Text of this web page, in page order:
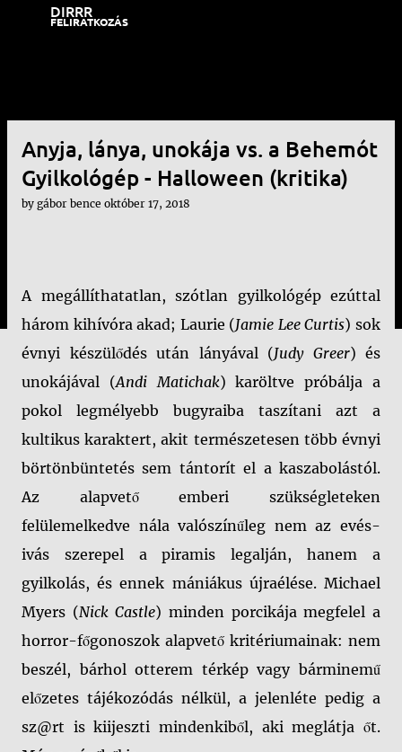
DIRRR
FELIRATKOZÁS
Anyja, lánya, unokája vs. a Behemót
Gyilkológép - Halloween (kritika)
by gábor bence október 17, 2018
A megállíthatatlan, szótlan gyilkológép ezúttal
három kihívóra akad; Laurie (Jamie Lee Curtis) sok
évnyi készülődés után lányával (Judy Greer) és
unokájával (Andi Matichak) karöltve próbálja a
pokol legmélyebb bugyraiba taszítani azt a
kultikus karaktert, akit természetesen több évnyi
börtönbüntetés sem tántorít el a kaszabolástól.
Az alapvető emberi szükségleteken
felülemelkedve nála valószínűleg nem az evés-
ivás szerepel a piramis legalján, hanem a
gyilkolás, és ennek mániákus újraélése. Michael
Myers (Nick Castle) minden porcikája megfelel a
horror-főgonoszok alapvető kritériumainak: nem
beszél, bárhol otterem térkép vagy bárminemű
előzetes tájékozódás nélkül, a jelenléte pedig a
sz@rt is kiijeszti mindenkiből, aki meglátja őt.